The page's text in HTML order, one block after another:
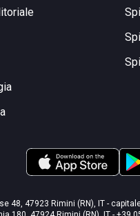
48, 47923 Rimini (RN), IT -